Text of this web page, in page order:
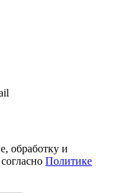
обработку и
Политике